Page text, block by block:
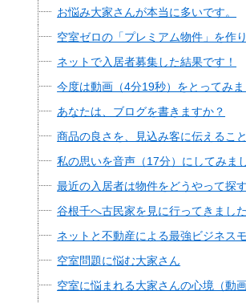
お悩み大家さんが本当に多いです。
空室ゼロの「プレミアム物件」を作
ネットで入居者募集した結果です！
今度は動画（4分19秒）をとってみま
あなたは、ブログを書きますか？
商品の良さを、見込み客に伝えるこ
私の思いを音声（17分）にしてみま
最近の入居者は物件をどうやって探
谷根千へ古民家を見に行ってきました
ネットと不動産による最強ビジネス
空室問題に悩む大家さん
空室に悩まれる大家さんの心境（動画